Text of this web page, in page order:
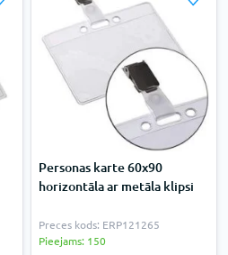
Personas karte 60x90
horizontāla ar metāla klipsi
Preces kods: ERP121265
Pieejams: 150